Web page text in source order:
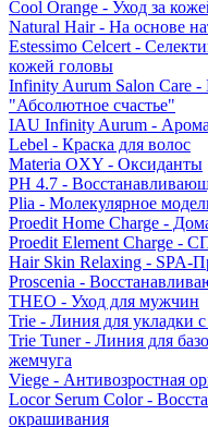
Cool Orange - Уход за
Natural Hair - На основе
Estessimo Celcert -
кожей головы
Infinity Aurum Salon Care
"Абсолютное счастье"
IAU Infinity Aurum -
Lebel - Краска для волос
Materia OXY - Оксиданты
PH 4.7 -
Plia - Молекулярное
Proedit Home Charge -
Proedit Element Charge -
Hair Skin Relaxing - SPA-
Proscenia -
THEO - Уход для мужчин
Trie - Линия для укладки
Trie Tuner - Линия для
жемчуга
Viege - Антивозростная
Locor Serum Color -
окрашивания